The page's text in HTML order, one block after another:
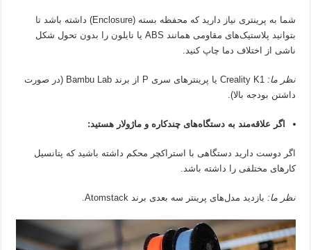
شما به پرینتری نیاز دارید که محفظه بسته (Enclosure) داشته باشد تا
بتوانید پلاستیک‌های مقاومی همانند ABS یا نایلون را بدون تحول شکل
ناشی از اختلاف دما چاپ کنید.
نظر ما:
Creality K1 یا پرینترهای سری P از برند Bambu Lab (در صورت
داشتن بودجه بالا).
اگر علاقه‌مند به دستگاه‌های چندکاره و ماژولار هستید:
اگر دوست دارید دستگاهی با استراکچر محکم داشته باشید که پتانسیل
کارهای مختلفی را داشته باشد.
نظر ما: بازدید مدل‌های پرینتر سه بعدی برند Atomstack.